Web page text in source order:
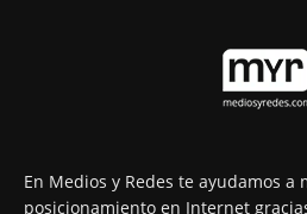
En Medios y Redes te ayudamos a
posicionamiento en Internet